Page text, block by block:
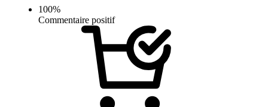
100%
Commentaire positif